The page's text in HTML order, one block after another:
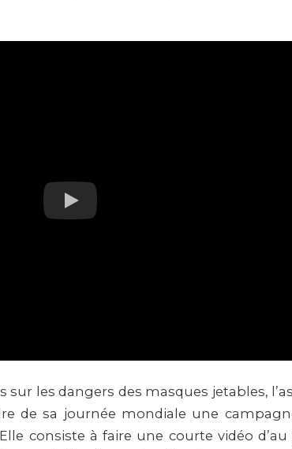
les dangers des masques jetables,
de sa journée mondiale une
consiste à faire une courte vidéo